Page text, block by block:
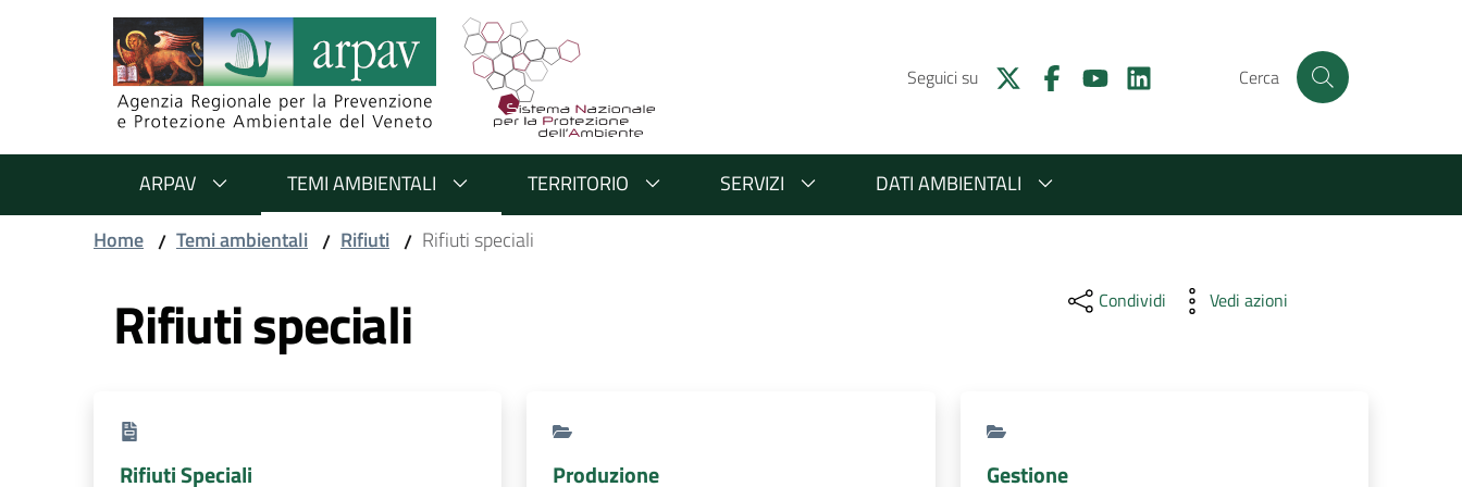
Salta al contenuto
Salta alla navigazione
Salta al footer
Seguici su Cerca
ARPAV TEMI AMBIENTALI TERRITORIO SERVIZI
DATI AMBIENTALI
Home / Temi ambientali / Rifiuti / Rifiuti speciali
Rifiuti speciali Condividi Vedi azioni
Rifiuti Speciali Produzione Gestione